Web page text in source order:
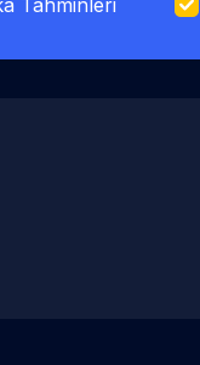
Tahminleri